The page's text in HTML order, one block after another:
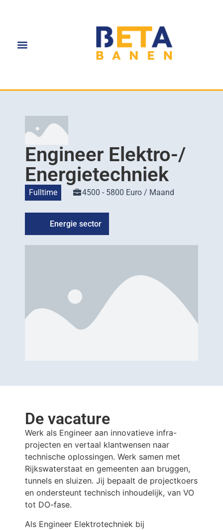
Engineer Elektro-/
Energietechniek
Fulltime 4500 - 5800 Euro / Maand
Energie sector
De vacature
Werk als Engineer aan innovatieve infra-
projecten en vertaal klantwensen naar
technische oplossingen. Werk samen met
Rijkswaterstaat en gemeenten aan bruggen,
tunnels en sluizen. Jij bepaalt de projectkoers
en ondersteunt technisch inhoudelijk, van VO
tot DO-fase.
Als Engineer Elektrotechniek bij